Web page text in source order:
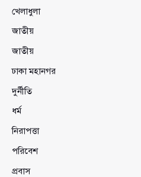
খেলাধুলা
জাতীয়
জাতীয়
ঢাকা মহানগর
দুর্নীতি
ধর্ম
নিরাপত্তা
পরিবেশ
প্রবাস